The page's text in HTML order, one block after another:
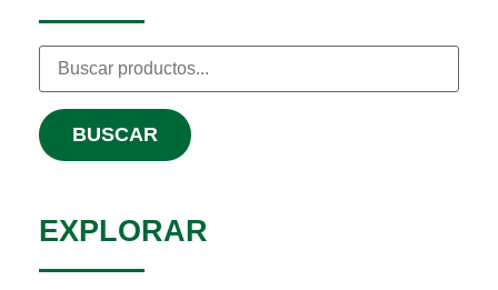
BUSCAR
EXPLORAR